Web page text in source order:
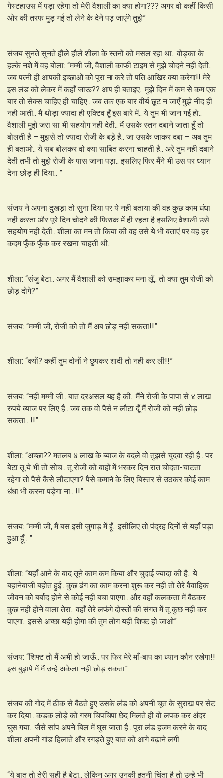
गेस्टहाउस में पड़ा रहेगा तो मेरी वैशाली का क्या होगा??? अगर वो कहीं किसी
ओर की तरफ मुड़ गई तो लेने के देने पड़ जाएंगे तुझे”
संजय सुनते सुनते हौले हौले शीला के स्तनों को मसल रहा था.. वोड्का के
हल्के नशे में वह बोला: “मम्मी जी, वैशाली काफी टाइम से मुझे चोदने नही देती..
जब पत्नी ही आपकी इच्छाओं को पूरा ना करे तो पति आखिर क्या करेगा!! मेरे
इस लंड को लेकर में कहाँ जाऊ?? आप ही बताइए.. मुझे दिन में कम से कम एक
बार तो सेक्स चाहिए ही चाहिए.. जब तक एक बार वीर्य छूट न जाएँ मुझे नींद ही
नही आती.. मैं थोड़ा ज्यादा ही एक्टिव हूँ इस बारे में.. ये तुम भी जान गई हो..
वैशाली मुझे जरा सा भी सहयोग नही देती.. मैं उसके स्तन दबाने जाता हूँ तो
बोलती है – मुझसे तो ज्यादा रोजी के बड़े है.. जा उसके जाकर दबा – अब तुम
ही बताओ.. ये सब बोलकर वो क्या साबित करना चाहती है.. अरे तुम नही दबाने
देती तभी तो मुझे रोजी के पास जाना पड़ा.. इसलिए फिर मैंने भी उस पर ध्यान
देना छोड़ ही दिया.. ”
संजय ने अपना दुखड़ा तो सुना दिया पर ये नही बताया की वह कुछ काम धंधा
नही करता और पूरे दिन चोदने की फिराक में ही रहता है इसलिए वैशाली उसे
सहयोग नही देती.. शीला का मन तो किया की वह उसे ये भी बताएं पर वह हर
कदम फूँक फूँक कर रखना चाहती थी..
शीला: “संजु बेटा.. अगर मैं वैशाली को समझाकर मना लूँ.. तो क्या तुम रोजी को
छोड़ दोगे?”
संजय: “मम्मी जी, रोजी को तो मैं अब छोड़ नही सकता!!”
शीला: “क्यों? कहीं तुम दोनों ने छुपकर शादी तो नही कर ली!!”
संजय: “नही मम्मी जी.. बात दरअसल यह है की.. मैंने रोजी के पापा से ४ लाख
रुपये ब्याज पर लिए है.. जब तक वो पैसे न लौटा दूँ मैं रोजी को नही छोड़
सकता.. !!”
शीला: “अच्छा?? मतलब ४ लाख के ब्याज के बदले वो तुझसे चुदवा रही है.. पर
बेटा तू ये भी तो सोच.. तू रोजी को बाहों में भरकर दिन रात चोदता-चाटता
रहेगा तो पैसे कैसे लौटाएगा? पैसे कमाने के लिए बिस्तर से उठकर कोई काम
धंधा भी करना पड़ेगा ना.. !!”
संजय: “मम्मी जी, मैं बस इसी जुगाड़ में हूँ.. इसीलिए तो पंद्रह दिनों से यहाँ पड़ा
हुआ हूँ.. ”
शीला: “यहाँ आने के बाद तूने काम कम किया और चुदाई ज्यादा की है.. ये
बहानेबाजी बहोत हुई.. कुछ ढंग का काम करना शुरू कर नही तो तेरे वैवाहिक
जीवन को बर्बाद होने से कोई नही बचा पाएगा.. और वहाँ कलकत्ता में बैठकर
कुछ नही होने वाला तेरा.. वहाँ तेरे लफंगे दोस्तों की संगत में तू कुछ नही कर
पाएगा.. इससे अच्छा यही होगा की तुम लोग यहीं शिफ्ट हो जाओ”
संजय: “शिफ्ट तो मैं अभी हो जाऊँ.. पर फिर मेरे माँ-बाप का ध्यान कौन रखेगा!!
इस बुढ़ापे में मैं उन्हे अकेला नही छोड़ सकता”
संजय की गोद में ठीक से बैठते हुए उसके लंड को अपनी चूत के सुराख पर सेट
कर दिया.. कडक लोड़े को गरम चिपचिपा छेद मिलते ही वो लपक कर अंदर
घुस गया.. जैसे सांप अपने बिल में घुस जाता है.. पूरा लंड हजम करने के बाद
शीला अपनी गांड हिलाते और रगड़ते हुए बात को आगे बढ़ाने लगी
“ये बात तो तेरी सही है बेटा.. लेकिन अगर उनकी इतनी चिंता है तो उन्हे भी